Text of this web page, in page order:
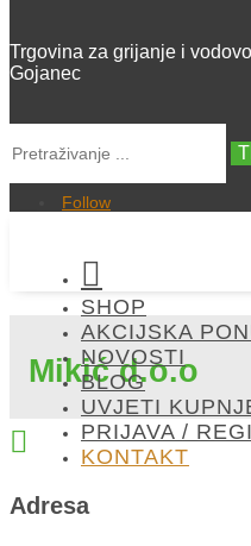
Trgovina za grijanje i
Gojanec
Follow

SHOP
AKCIJSKA
NOVOSTI
BLOG
UVJETI
PRIJAVA /
KONTAKT
Mikić d.o.o

Adresa